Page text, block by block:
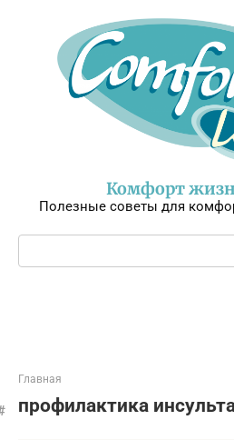
Комфорт
Полезные советы для
Поиск:
Главная
профилактика